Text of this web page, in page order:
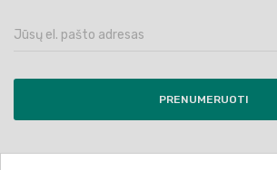
PRENUMERUOTI